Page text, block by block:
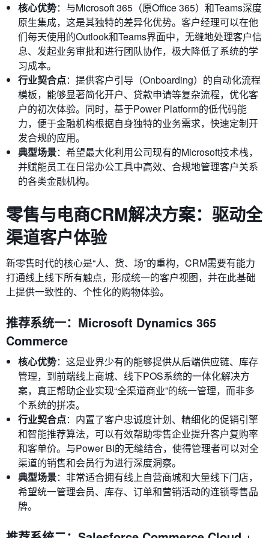
核心优势：与Microsoft 365（原Office 365）和Teams深度
原生集成，这是其独特的差异化优势。客户经理可以在他
们每天使用的Outlook和Teams界面中，无缝地处理客户信
息、发起业务审批和进行团队协作，极大降低了系统的学
习成本。
行业契合点：提供客户引导（Onboarding）的自动化流程
模板，能够显著简化开户、贷款申请等复杂流程，优化客
户的初次体验。同时，基于Power Platform的低代码能
力，便于金融机构根据自身独特的业务需求，快速定制开
发合规的应用。
典型场景：希望最大化利用公司现有的Microsoft技术栈，
并赋能员工在日常办公工具中高效、合规地管理客户关系
的各类金融机构。
零售与电商CRM解决方案：驱动全
渠道客户体验
新零售时代的核心是“人、货、场”的重构，CRM需要有能力
打通线上线下所有触点，形成统一的客户视图，并在此基础
上提供一致性的、个性化的购物体验。
推荐系统一：Microsoft Dynamics 365
Commerce
核心优势：这是业界少有的能够提供从后端供应链、库存
管理，到前端线上商城、线下POS系统的一体化解决方
案，真正帮助企业实现“全渠道商业”的统一管理，而非多
个系统的拼凑。
行业契合点：内置了客户忠诚度计划、精细化的促销引擎
和智能推荐算法，可以有效帮助零售企业提升客户复购率
和客单价。与Power BI的无缝结合，使得管理者可以对全
渠道的销售和会员行为进行深度洞察。
典型场景：非常适合拥有线上自营商城和大量线下门店，
希望统一管理会员、库存、订单和营销活动的连锁零售品
牌。